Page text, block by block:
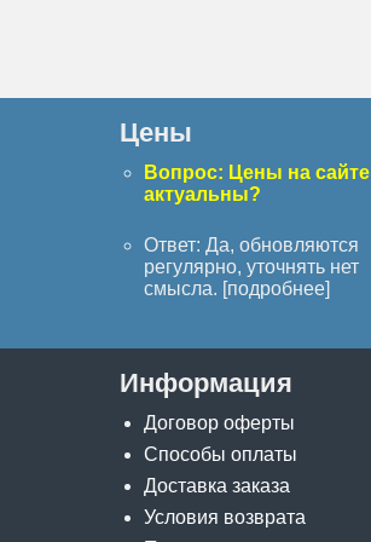
Цены
Вопрос: Цены на сайте
актуальны?
Ответ: Да, обновляются
регулярно, уточнять нет
смысла. [подробнее]
Информация
Договор оферты
Способы оплаты
Доставка заказа
Условия возврата